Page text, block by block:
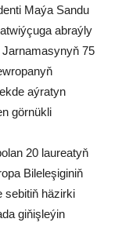
Maýa Sandu
abraýly
75
aýratyn
görnükli
20 laureatyň
Bileleşiginiň
sebitiň häzirki
giňişleýin